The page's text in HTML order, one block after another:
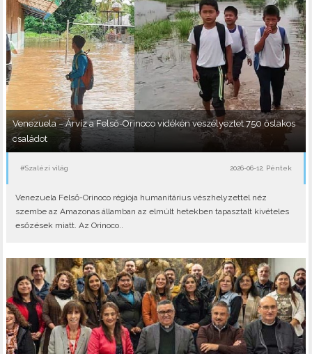
Venezuela – Árvíz a Felső-Orinoco vidékén veszélyeztet 750 őslakos
családot
#Szalézi világ 2026-06-12, Péntek
Venezuela Felső-Orinoco régiója humanitárius vészhelyzettel néz
szembe az Amazonas államban az elmúlt hetekben tapasztalt kivételes
esőzések miatt. Az Orinoco..